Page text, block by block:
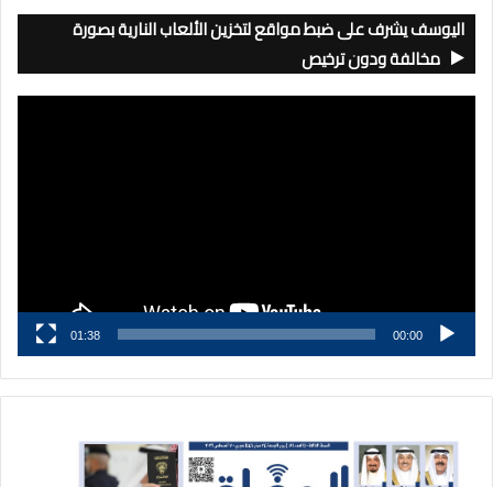
اليوسف يشرف على ضبط مواقع لتخزين الألعاب النارية بصورة
مخالفة ودون ترخيص
00:00
01:38